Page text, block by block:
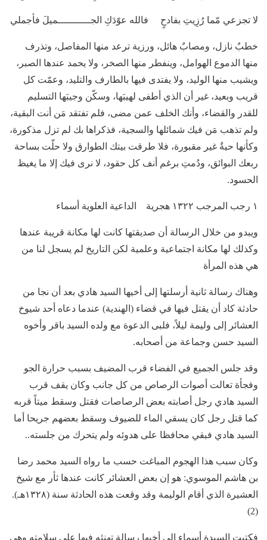
لا تجزعي مّما رُزِيتِ بفادحٍ فالله عوّدَكِ الجـــــــــــميلَ فأجملي
خطبٌ نازل، ومصابٌ هائل، ورزية ترعد منها المفاصل، وتذرف
منها الدموع الهوامل، وينفطر منها الصخر، ولا يحمد عندها الصبر،
ويشيب منها الوليد، ولا يفتدى فيها بالطارف والتليد، وعمّت كل
قريب وبعيد، غير أن الذي أطفى لهيبَها، وسكّن وجيبَها التسليم
للقدر والقضاء، وأنك الخلف عمن مضى، فلم تفتقد مَن أنت البقية،
ولم تذهب مَن فيك شمائلها والسجية، فذكراها بك لم تزل مذكورة،
وكأنها حيةٌ غير مقبورة، فلا طرقت بيتك الطوارق ولا حلّت بساحة
ربعك البوائق، ودُمتِ برغم أنف كل حقود، لا نرى فيك إلا ما يغيظ
الحسود.
١ رجب المرجب ١٣٢٢ هجرية الداعية العلوية أسماء
ويبدو من خلال الرسالة أن صديقتها كانت لها مكانة قريبة عندها
وكذلك لها مكانة اجتماعية وعلمية لكن التاريخ لم يسجل لنا من
هي هذه المرأة
وهناك رسالة ثانية أرسلتها إلى أخيها السيد هادي بعد أن نجا من
حادثة كاد أن يقتل فيها في قضاء (الهندية) عندما دعاه أحد شيوخ
العشائر إلى وليمة ليلاً، فلبى الدعوة مع ولده السيد باقر وأخوه
السيد حسن وجماعة من أصحابه.
وقد جلس الجميع في الفضاء قرب المضيف بسبب حرارة الجو
وفجأة تعالت أصوات الرصاص من كل جانب وكان يقف قرب
السيد هادي رجل أصابته بعض الرصاصات فقتل وسقط ميتاً قربه
كما قتل رجل كان يسقي الماء للضيوف وسقط بعضهم جريحا أما
السيد هادي فبقي محافظا على هدوئه ولم يتحرك من جلسته..
وكان سبب هذا الهجوم المباغت حسب ما رواه السيد محمد رضا
بن هاشم الموسوي: هو إن بعض العشائر كانت عندها ثأر مع شيخ
العشيرة الذي أقام الوليمة وقد وقعت هذه الحادثة سنة (١٣٢٨هـ‍).
(2)
فكتبت السيدة أسماء إلى أخيها رسالة تهنئه فيها على سلامته وهي